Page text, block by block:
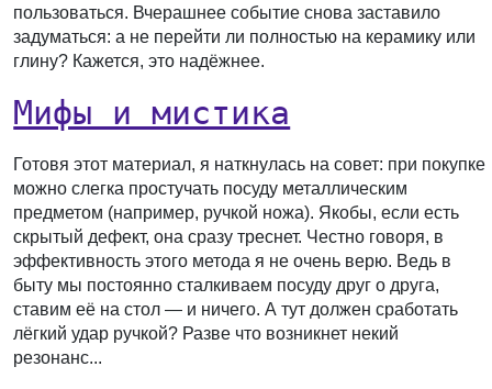
пользоваться. Вчерашнее событие снова заставило
задуматься: а не перейти ли полностью на керамику или
глину? Кажется, это надёжнее.
Мифы и мистика
Готовя этот материал, я наткнулась на совет: при покупке
можно слегка простучать посуду металлическим
предметом (например, ручкой ножа). Якобы, если есть
скрытый дефект, она сразу треснет. Честно говоря, в
эффективность этого метода я не очень верю. Ведь в
быту мы постоянно сталкиваем посуду друг о друга,
ставим её на стол — и ничего. А тут должен сработать
лёгкий удар ручкой? Разве что возникнет некий
резонанс...